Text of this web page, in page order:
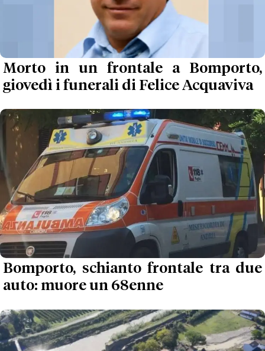
Morto in un frontale a Bomporto,
giovedì i funerali di Felice Acquaviva
Bomporto, schianto frontale tra due
auto: muore un 68enne